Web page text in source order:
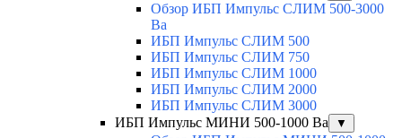
Обзор ИБП Импульс СЛИМ 500-3000
Ва
ИБП Импульс СЛИМ 500
ИБП Импульс СЛИМ 750
ИБП Импульс СЛИМ 1000
ИБП Импульс СЛИМ 2000
ИБП Импульс СЛИМ 3000
ИБП Импульс МИНИ 500-1000 Ва
▼